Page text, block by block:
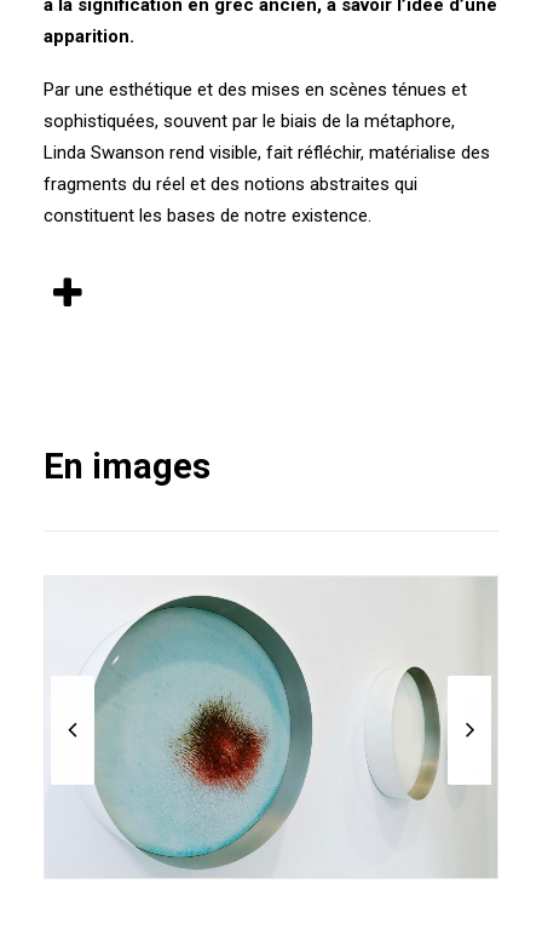
à la signification en grec ancien, à savoir l’idée d’une
apparition.
Par une esthétique et des mises en scènes ténues et
sophistiquées, souvent par le biais de la métaphore,
Linda Swanson rend visible, fait réfléchir, matérialise des
fragments du réel et des notions abstraites qui
constituent les bases de notre existence.
En images